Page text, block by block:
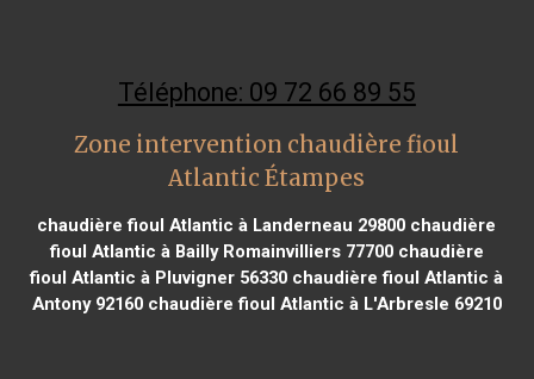
Téléphone: 09 72 66 89 55
Zone intervention chaudière fioul
Atlantic Étampes
chaudière fioul Atlantic à Landerneau 29800 chaudière
fioul Atlantic à Bailly Romainvilliers 77700chaudière
fioul Atlantic à Pluvigner 56330 chaudière fioul Atlantic à
Antony 92160chaudière fioul Atlantic à L'Arbresle 69210